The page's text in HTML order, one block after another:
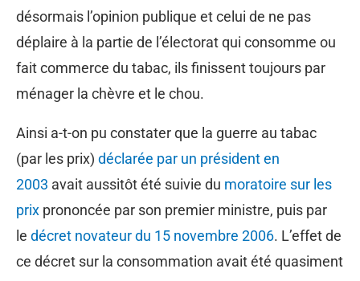
désormais l’opinion publique et celui de ne pas
déplaire à la partie de l’électorat qui consomme ou
fait commerce du tabac, ils finissent toujours par
ménager la chèvre et le chou.
Ainsi a-t-on pu constater que la guerre au tabac
(par les prix) déclarée par un président en
2003 avait aussitôt été suivie du moratoire sur les
prix prononcée par son premier ministre, puis par
le décret novateur du 15 novembre 2006. L’effet de
ce décret sur la consommation avait été quasiment